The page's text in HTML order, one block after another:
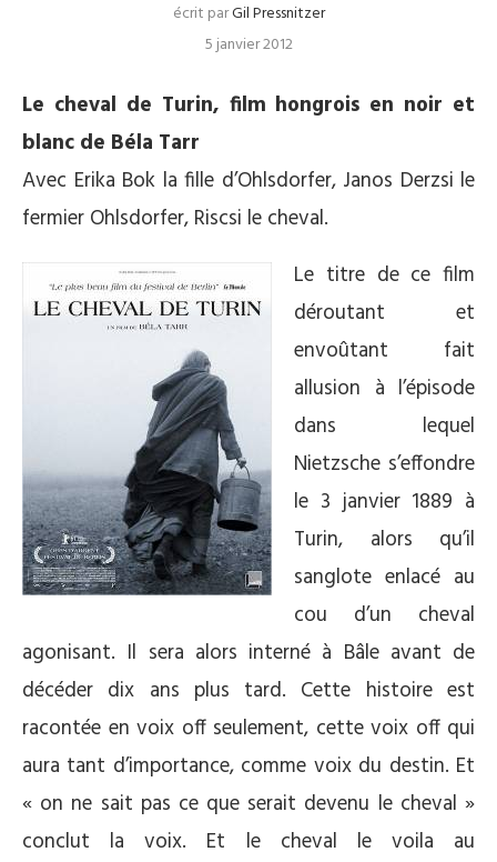
écrit parGil Pressnitzer
5 janvier 2012
Le cheval de Turin, film hongrois en noir et
blanc de Béla Tarr
Avec Erika Bok la fille d’Ohlsdorfer, Janos Derzsi le
fermier Ohlsdorfer, Riscsi le cheval.
Le titre de ce film
déroutant et
envoûtant fait
allusion à l’épisode
dans lequel
Nietzsche s’effondre
le 3 janvier 1889 à
Turin, alors qu’il
sanglote enlacé au
cou d’un cheval
agonisant. Il sera alors interné à Bâle avant de
décéder dix ans plus tard. Cette histoire est
racontée en voix off seulement, cette voix off qui
aura tant d’importance, comme voix du destin. Et
« on ne sait pas ce que serait devenu le cheval »
conclut la voix. Et le cheval le voila au